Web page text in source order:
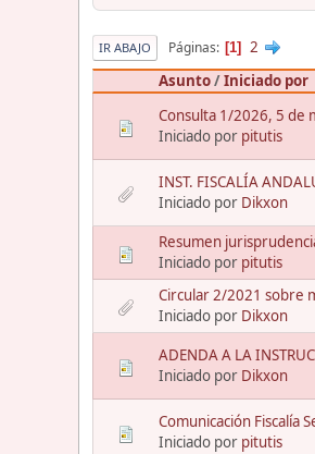
IR ABAJO Páginas 1
2
Asunto/Iniciado por
Consulta 1/2026, 5 de
Iniciado por pitutis
INST. FISCALÍA
Iniciado por Dikxon
Resumen
Iniciado por pitutis
Circular 2/2021 sobre
Iniciado por Dikxon
ADENDA A LA
Iniciado por Dikxon
Comunicación Fiscalía
Iniciado por pitutis